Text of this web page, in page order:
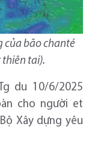
của bão chanté
thiên tai).
du 10/6/2025
cho người et
Xây dựng yêu